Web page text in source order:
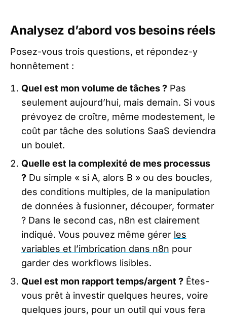
Analysez d’abord vos besoins réels
Posez-vous trois questions, et répondez-y
honnêtement :
Quel est mon volume de tâches ?Pas
seulement aujourd’hui, mais demain. Si vous
prévoyez de croître, même modestement, le
coût par tâche des solutions SaaS deviendra
un boulet.
Quelle est la complexité de mes processus
?Du simple « si A, alors B » ou des boucles,
des conditions multiples, de la manipulation
de données à fusionner, découper, formater
? Dans le second cas, n8n est clairement
indiqué. Vous pouvez même gérer les
variables et l’imbrication dans n8n pour
garder des workflows lisibles.
Quel est mon rapport temps/argent ?Êtes-
vous prêt à investir quelques heures, voire
quelques jours, pour un outil qui vous fera